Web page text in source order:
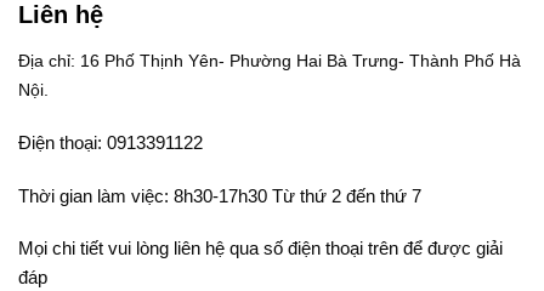
Liên hệ
Địa chỉ: 16 Phố Thịnh Yên- Phường Hai Bà Trưng- Thành Phố Hà
Nội.
Điện thoại: 0913391122
Thời gian làm việc: 8h30-17h30 Từ thứ 2 đến thứ 7
Mọi chi tiết vui lòng liên hệ qua số điện thoại trên để được giải
đáp